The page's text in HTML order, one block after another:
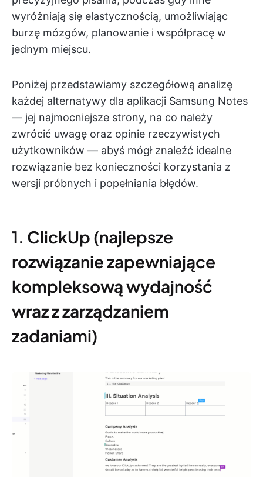
wyróżniają się elastycznością, umożliwiając
burzę mózgów, planowanie i współpracę w
jednym miejscu.
Poniżej przedstawiamy szczegółową analizę
każdej alternatywy dla aplikacji Samsung Notes
— jej najmocniejsze strony, na co należy
zwrócić uwagę oraz opinie rzeczywistych
użytkowników — abyś mógł znaleźć idealne
rozwiązanie bez konieczności korzystania z
wersji próbnych i popełniania błędów.
1. ClickUp (najlepsze
rozwiązanie zapewniające
kompleksową wydajność
wraz z zarządzaniem
zadaniami)